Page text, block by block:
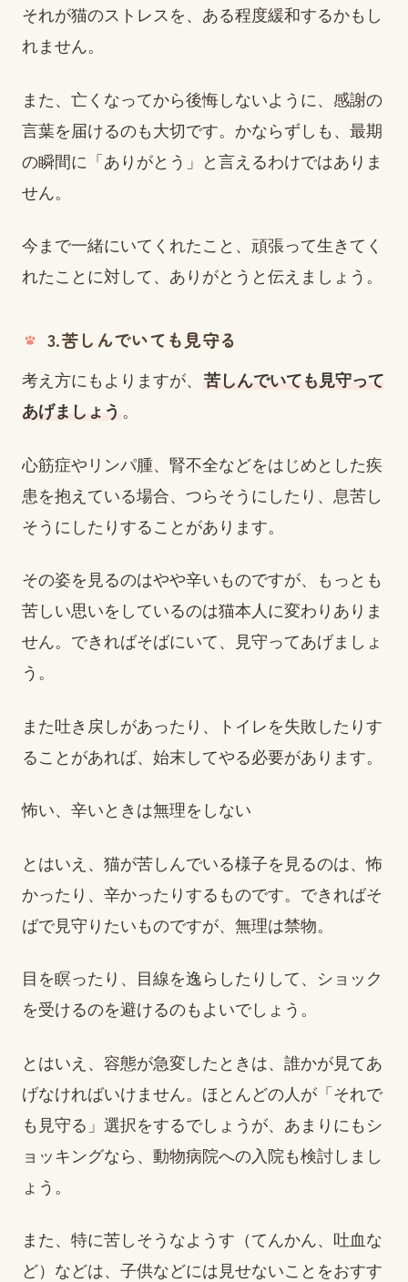
それが猫のストレスを、ある程度緩和するかもし
れません。
また、亡くなってから後悔しないように、感謝の
言葉を届けるのも大切です。かならずしも、最期
の瞬間に「ありがとう」と言えるわけではありま
せん。
今まで一緒にいてくれたこと、頑張って生きてく
れたことに対して、ありがとうと伝えましょう。
3.苦しんでいても見守る
考え方にもよりますが、 苦しんでいても見守って
あげましょう 。
心筋症やリンパ腫、腎不全などをはじめとした疾
患を抱えている場合、つらそうにしたり、息苦し
そうにしたりすることがあります。
その姿を見るのはやや辛いものですが、もっとも
苦しい思いをしているのは猫本人に変わりありま
せん。できればそばにいて、見守ってあげましょ
う。
また吐き戻しがあったり、トイレを失敗したりす
ることがあれば、始末してやる必要があります。
怖い、辛いときは無理をしない
とはいえ、猫が苦しんでいる様子を見るのは、怖
かったり、辛かったりするものです。できればそ
ばで見守りたいものですが、無理は禁物。
目を瞑ったり、目線を逸らしたりして、ショック
を受けるのを避けるのもよいでしょう。
とはいえ、容態が急変したときは、誰かが見てあ
げなければいけません。ほとんどの人が「それで
も見守る」選択をするでしょうが、あまりにもシ
ョッキングなら、動物病院への入院も検討しまし
ょう。
また、特に苦しそうなようす（てんかん、吐血な
ど）などは、子供などには見せないことをおすす